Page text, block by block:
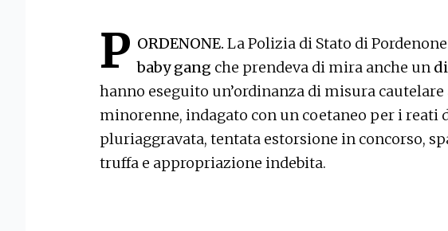
P ORDENONE. La Polizia di Stato di
baby gang che prendeva di mira anche un
hanno eseguito un’ordinanza di misura cautelare
minorenne, indagato con un coetaneo per i reati
pluriaggravata, tentata estorsione in concorso,
truffa e appropriazione indebita.